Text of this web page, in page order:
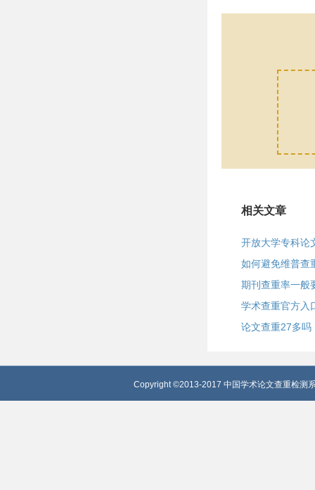
相关文章
开放大学专科论
如何避免维普查
期刊查重率一般
学术查重官方入
论文查重27多吗
Copyright ©2013-2017 中国学术论文查重检